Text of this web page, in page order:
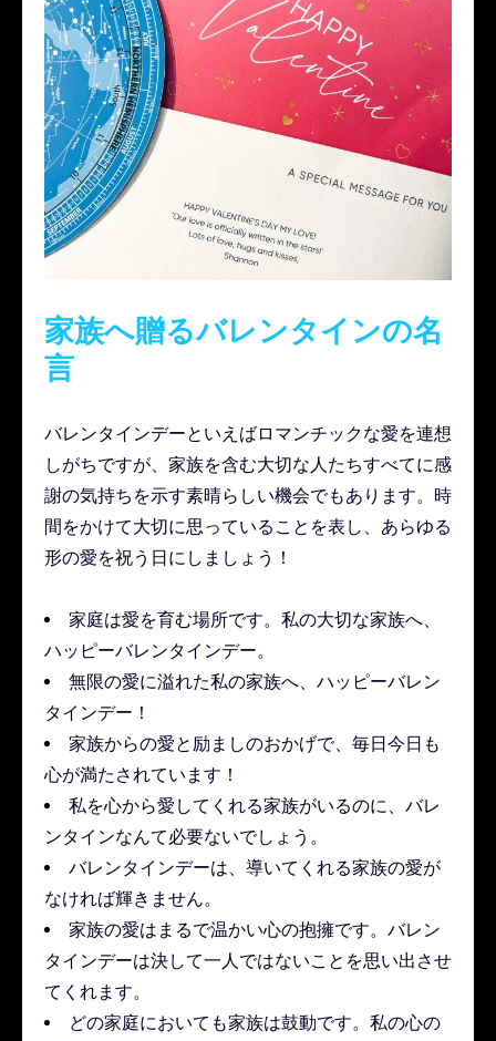
家族へ贈るバレンタインの名
言
バレンタインデーといえばロマンチックな愛を連想
しがちですが、家族を含む大切な人たちすべてに感
謝の気持ちを示す素晴らしい機会でもあります。時
間をかけて大切に思っていることを表し、あらゆる
形の愛を祝う日にしましょう！
家庭は愛を育む場所です。私の大切な家族へ、
ハッピーバレンタインデー。
無限の愛に溢れた私の家族へ、ハッピーバレン
タインデー！
家族からの愛と励ましのおかげで、毎日今日も
心が満たされています！
私を心から愛してくれる家族がいるのに、バレ
ンタインなんて必要ないでしょう。
バレンタインデーは、導いてくれる家族の愛が
なければ輝きません。
家族の愛はまるで温かい心の抱擁です。バレン
タインデーは決して一人ではないことを思い出させ
てくれます。
どの家庭においても家族は鼓動です。私の心の